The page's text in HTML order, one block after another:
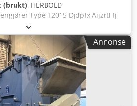
(brukt), HERBOLD
Type T2015 Djdpfx Aijzrtl Ij
kW avhengig av ønsket ytelse og
Tørking og rengjøring av harde
(maks. 4 t/t kapasitet) og folie (1,2–
diameter x 2300 mm lang Standard
Med kileremdrift
Annonse